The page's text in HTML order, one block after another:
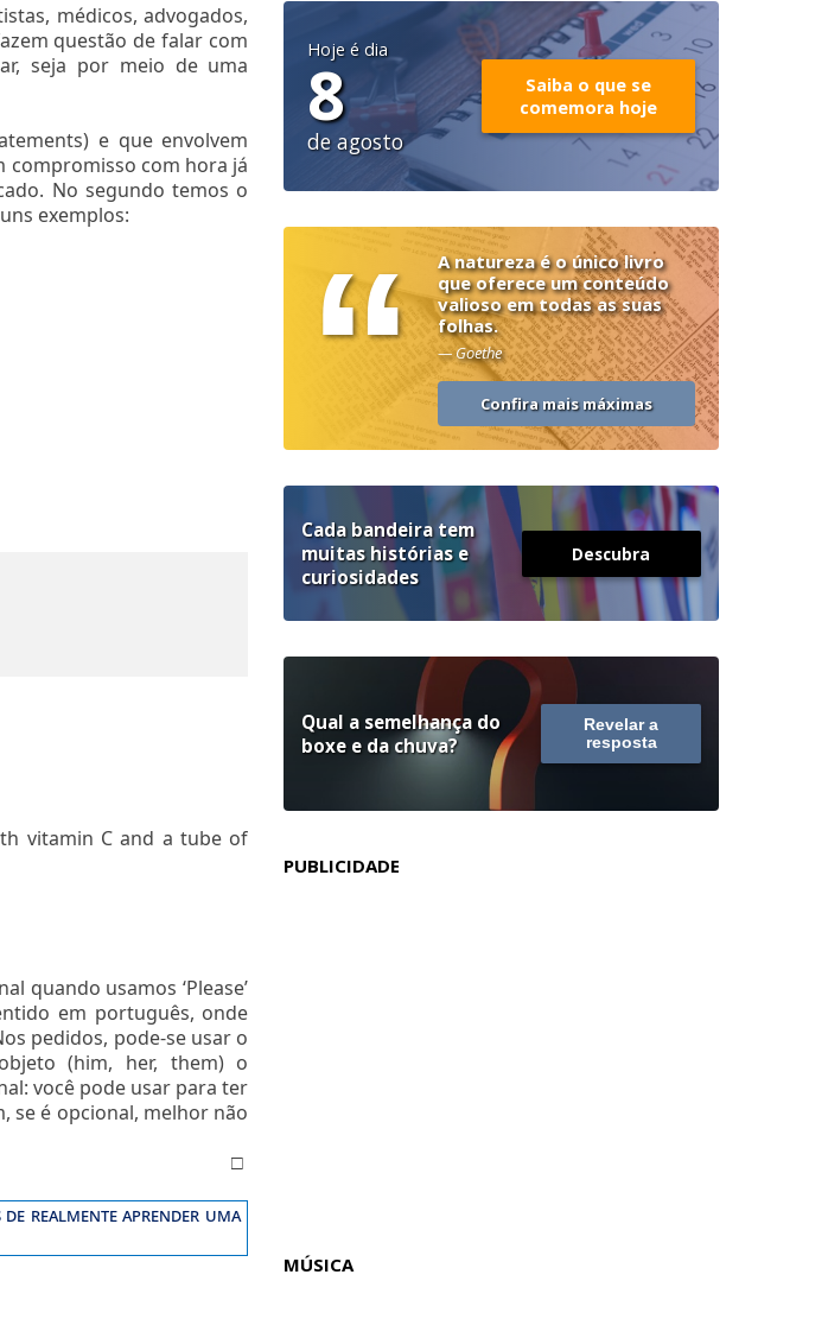
médicos, advogados,
questão de falar com
seja por meio de uma
e que envolvem
compromisso com hora já
No segundo temos o
exemplos:
vitamin C and a tube of
quando usamos ‘Please’
em português, onde
pedidos, pode-se usar o
(him, her, them) o
você pode usar para ter
se é opcional, melhor não
□
de realmente aprender uma
Hoje é dia
8
de agosto
Saiba o que se
comemora hoje
“
A natureza é o único livro
que oferece um conteúdo
valioso em todas as suas
folhas.
— Goethe
Confira mais máximas
Cada bandeira tem
muitas histórias e
curiosidades
Descubra
Qual a semelhança do
boxe e da chuva?
Revelar a
resposta
PUBLICIDADE
MÚSICA